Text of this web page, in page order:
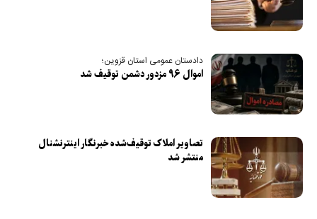
دادستان عمومی استان قزوین؛
اموال ۹۶ مزدور دشمن توقیف شد
تصاویر املاک توقیف‌شده خبرنگار اینترنشنال
منتشر شد